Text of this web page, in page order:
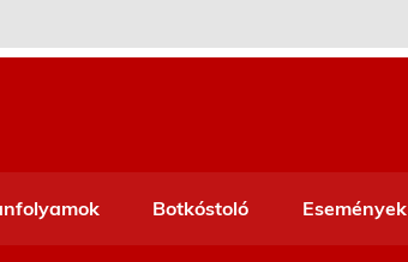
Botkóstoló Események